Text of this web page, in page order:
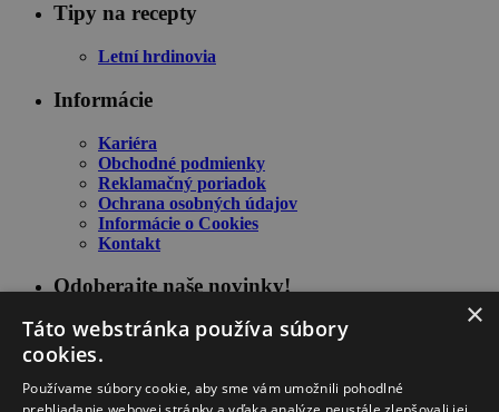
Tipy na recepty
Letní hrdinovia
Informácie
Kariéra
Obchodné podmienky
Reklamačný poriadok
Ochrana osobných údajov
Informácie o Cookies
Kontakt
Odoberajte naše novinky!
×
Táto webstránka používa súbory
cookies.
Používame súbory cookie, aby sme vám umožnili pohodlné